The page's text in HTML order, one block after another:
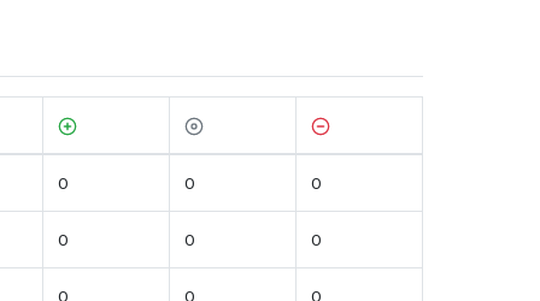
0 0 0
0 0 0
0 0 0